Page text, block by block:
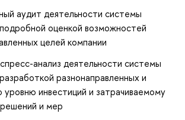
аудит деятельности системы
оценкой возможностей
целей компании
анализ деятельности системы
разнонаправленных и
уровню инвестиций и затрачиваемому
и мер